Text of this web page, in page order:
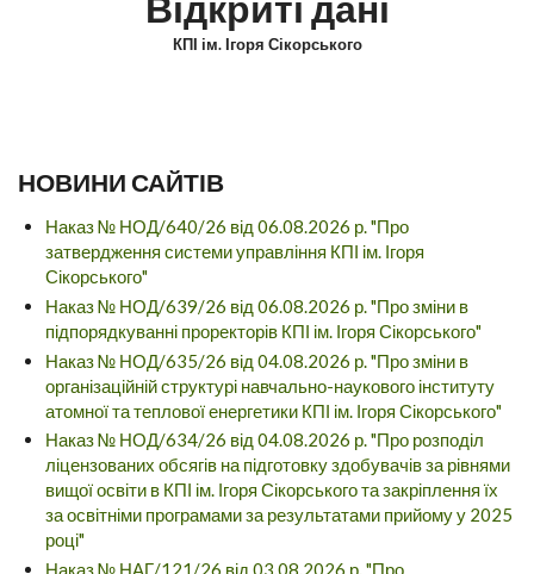
КПІ ім. Ігоря Сікорського
НОВИНИ САЙТІВ
Наказ № НОД/640/26 від 06.08.2026 р. "Про
затвердження системи управління КПІ ім. Ігоря
Сікорського"
Наказ № НОД/639/26 від 06.08.2026 р. "Про зміни в
підпорядкуванні проректорів КПІ ім. Ігоря Сікорського"
Наказ № НОД/635/26 від 04.08.2026 р. "Про зміни в
організаційній структурі навчально-наукового інституту
атомної та теплової енергетики КПІ ім. Ігоря Сікорського"
Наказ № НОД/634/26 від 04.08.2026 р. "Про розподіл
ліцензованих обсягів на підготовку здобувачів за рівнями
вищої освіти в КПІ ім. Ігоря Сікорського та закріплення їх
за освітніми програмами за результатами прийому у 2025
році"
Наказ № НАГ/121/26 від 03.08.2026 р. "Про